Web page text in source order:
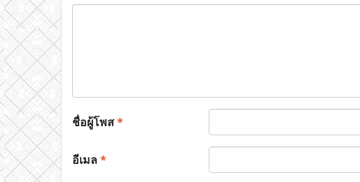
ชื่อผู้โพส*
อีเมล*